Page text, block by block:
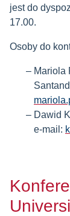
jest do
17.00.
Osoby do
Mariola
Dawid
e-mail: